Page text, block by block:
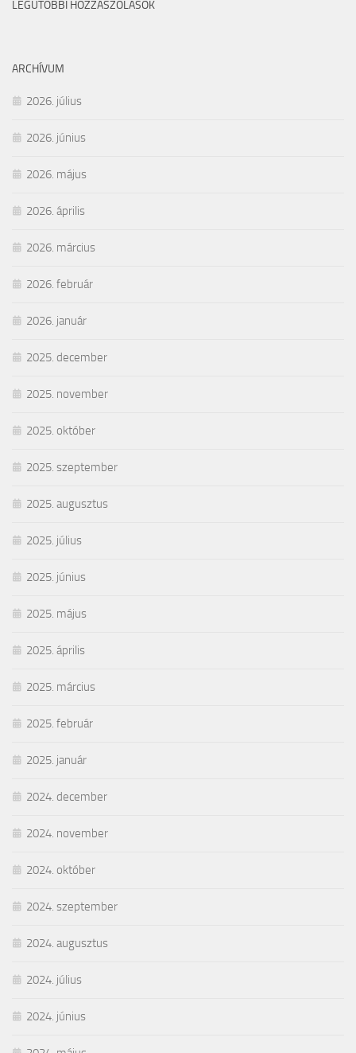
LEGUTÓBBI HOZZÁSZÓLÁSOK
ARCHÍVUM
2026. július
2026. június
2026. május
2026. április
2026. március
2026. február
2026. január
2025. december
2025. november
2025. október
2025. szeptember
2025. augusztus
2025. július
2025. június
2025. május
2025. április
2025. március
2025. február
2025. január
2024. december
2024. november
2024. október
2024. szeptember
2024. augusztus
2024. július
2024. június